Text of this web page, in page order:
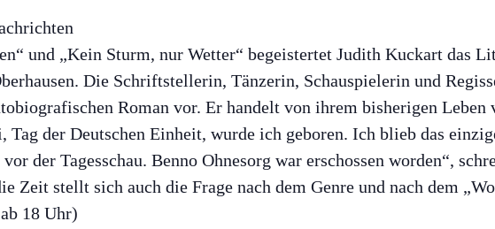
und „Kein Sturm, nur Wetter“ begeistertet Judith Kuckart das
Die Schriftstellerin, Tänzerin, Schauspielerin und
Roman vor. Er handelt von ihrem bisherigen Leben
Tag der Deutschen Einheit, wurde ich geboren. Ich blieb das
der Tagesschau. Benno Ohnesorg war erschossen worden“,
Zeit stellt sich auch die Frage nach dem Genre und nach dem
18 Uhr)